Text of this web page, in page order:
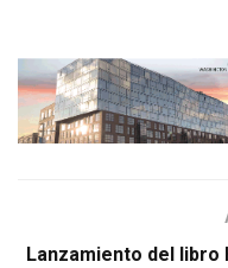
Lanzamiento del